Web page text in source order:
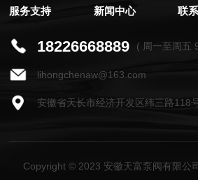
服务支持
新闻中心 联
18226668889 ( 周一至周五
lihongchenaw@163.com
安徽省天长市经济开发区纬三路118
Copyright © 2023 安徽天富泵阀有限